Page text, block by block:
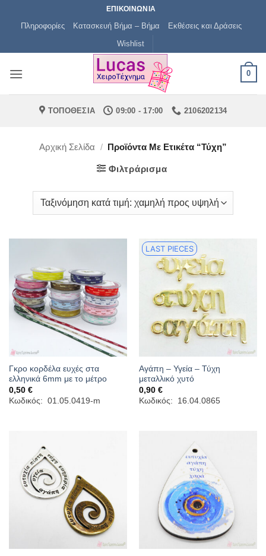
ΕΠΙΚΟΙΝΩΝΙΑ
Πληροφορίες Κατασκευή Βήμα – Βήμα
Εκθέσεις και Δράσεις
Wishlist
0
ΤΟΠΟΘΕΣΙΑ 09:00 - 17:00 2106202134
Αρχική Σελίδα / Προϊόντα Με Ετικέτα “τύχη”
Φιλτράρισμα
Γκρο κορδέλα ευχές στα
ελληνικά 6mm με το μέτρο
0,50 €
Κωδικός: 01.05.0419-m
LAST PIECES
Αγάπη – Υγεία – Τύχη
μεταλλικό χυτό
0,90 €
Κωδικός: 16.04.0865